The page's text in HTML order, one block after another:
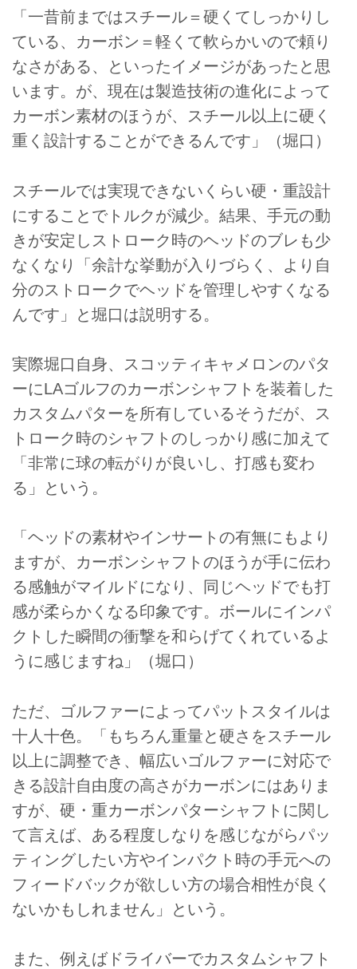
「一昔前まではスチール＝硬くてしっかりし
ている、カーボン＝軽くて軟らかいので頼り
なさがある、といったイメージがあったと思
います。が、現在は製造技術の進化によって
カーボン素材のほうが、スチール以上に硬く
重く設計することができるんです」（堀口）
スチールでは実現できないくらい硬・重設計
にすることでトルクが減少。結果、手元の動
きが安定しストローク時のヘッドのブレも少
なくなり「余計な挙動が入りづらく、より自
分のストロークでヘッドを管理しやすくなる
んです」と堀口は説明する。
実際堀口自身、スコッティキャメロンのパタ
ーにLAゴルフのカーボンシャフトを装着した
カスタムパターを所有しているそうだが、ス
トローク時のシャフトのしっかり感に加えて
「非常に球の転がりが良いし、打感も変わ
る」という。
「ヘッドの素材やインサートの有無にもより
ますが、カーボンシャフトのほうが手に伝わ
る感触がマイルドになり、同じヘッドでも打
感が柔らかくなる印象です。ボールにインパ
クトした瞬間の衝撃を和らげてくれているよ
うに感じますね」（堀口）
ただ、ゴルファーによってパットスタイルは
十人十色。「もちろん重量と硬さをスチール
以上に調整でき、幅広いゴルファーに対応で
きる設計自由度の高さがカーボンにはありま
すが、硬・重カーボンパターシャフトに関し
て言えば、ある程度しなりを感じながらパッ
ティングしたい方やインパクト時の手元への
フィードバックが欲しい方の場合相性が良く
ないかもしれません」という。
また、例えばドライバーでカスタムシャフト